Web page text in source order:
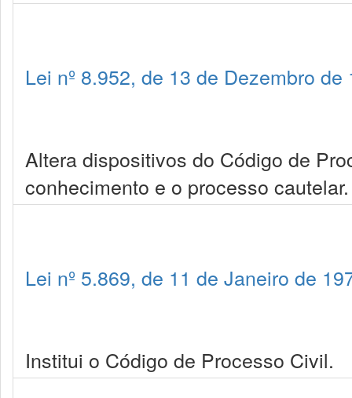
Lei nº 8.952, de 13 de Dezembro de
Altera dispositivos do Código de
conhecimento e o processo cautelar.
Lei nº 5.869, de 11 de Janeiro de
Institui o Código de Processo Civil.